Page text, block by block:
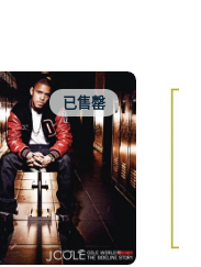
已售罄